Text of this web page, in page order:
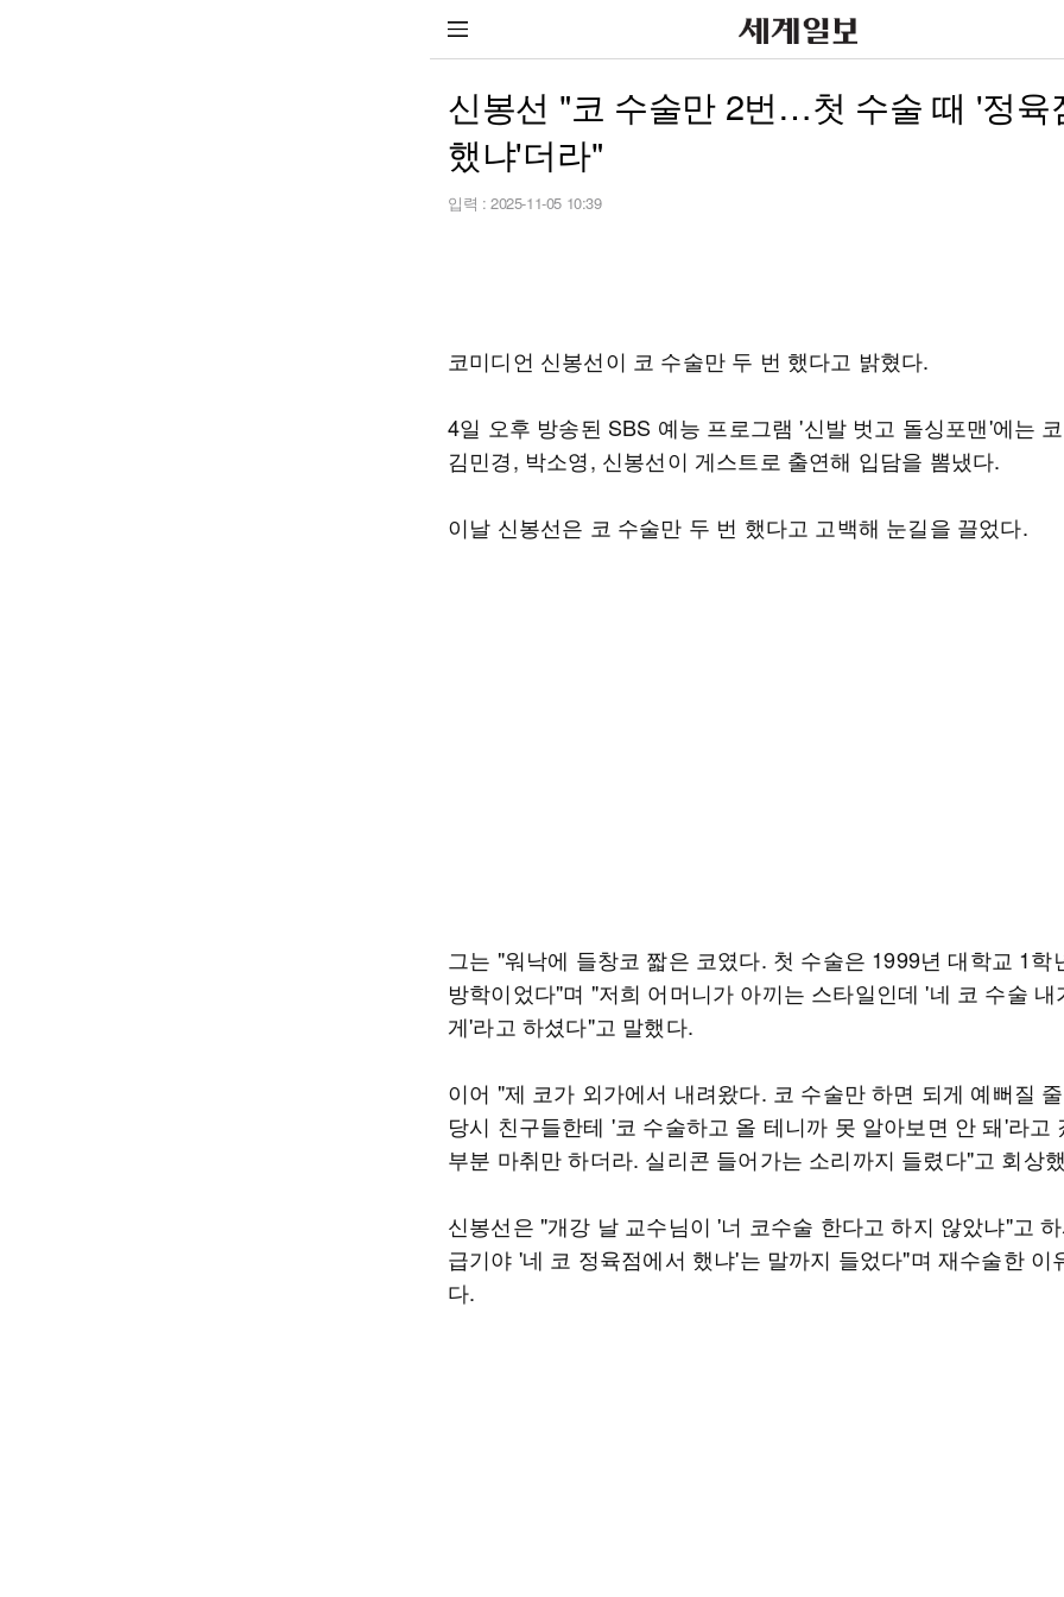
신봉선 "코 수술만 2번…첫 수술 때 '정육
했냐'더라"
입력 : 2025-11-05 10:39
코미디언 신봉선이 코 수술만 두 번 했다고 밝혔다.
4일 오후 방송된 SBS 예능 프로그램 '신발 벗고 돌싱포맨'에는
김민경, 박소영, 신봉선이 게스트로 출연해 입담을 뽐냈다.
이날 신봉선은 코 수술만 두 번 했다고 고백해 눈길을 끌었다.
그는 "워낙에 들창코 짧은 코였다. 첫 수술은 1999년 대학교 1학
방학이었다"며 "저희 어머니가 아끼는 스타일인데 '네 코 수술 내
게'라고 하셨다"고 말했다.
이어 "제 코가 외가에서 내려왔다. 코 수술만 하면 되게 예뻐질
당시 친구들한테 '코 수술하고 올 테니까 못 알아보면 안 돼'라고
부분 마취만 하더라. 실리콘 들어가는 소리까지 들렸다"고 회상
신봉선은 "개강 날 교수님이 '너 코수술 한다고 하지 않았냐"고
급기야 '네 코 정육점에서 했냐'는 말까지 들었다"며 재수술한 이
다.